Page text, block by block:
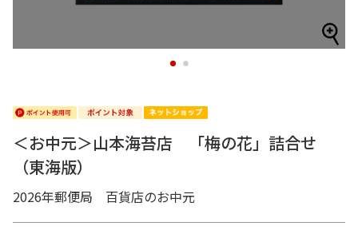
1 2
＜お中元＞山本海苔店 「梅の花」詰合せ
（東海版）
2026年郵便局 百貨店のお中元